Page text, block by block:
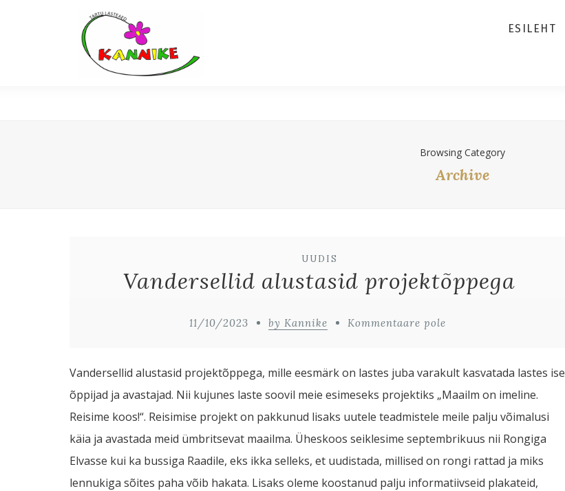
ESILEHT
Browsing Category
Archive
UUDIS
Vandersellid alustasid projektõppega
11/10/2023 by Kannike Kommentaare pole
Vandersellid alustasid projektõppega, mille eesmärk on lastes juba varakult kasvatada lastes ise
õppijad ja avastajad. Nii kujunes laste soovil meie esimeseks projektiks „Maailm on imeline.
Reisime koos!“. Reisimise projekt on pakkunud lisaks uutele teadmistele meile palju võimalusi
käia ja avastada meid ümbritsevat maailma. Üheskoos seiklesime septembrikuus nii Rongiga
Elvasse kui ka bussiga Raadile, eks ikka selleks, et uudistada, millised on rongi rattad ja miks
lennukiga sõites paha võib hakata. Lisaks oleme koostanud palju informatiivseid plakateid,